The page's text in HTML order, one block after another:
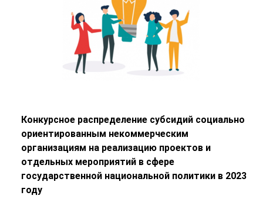
Конкурсное распределение субсидий социально
ориентированным некоммерческим
организациям на реализацию проектов и
отдельных мероприятий в сфере
государственной национальной политики в 2023
году